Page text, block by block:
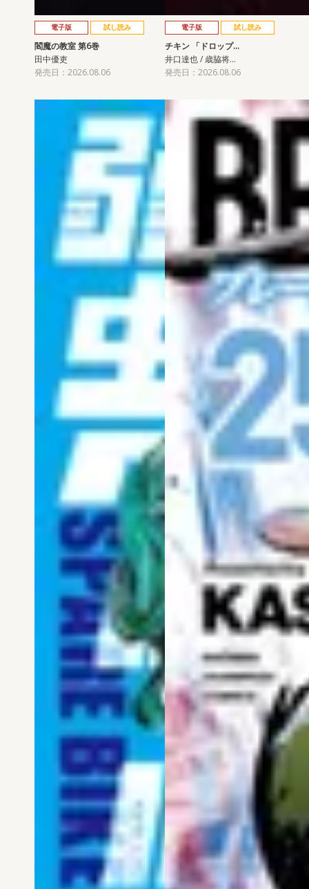
電子版 試し読み
閻魔の教室 第6巻
田中優吏
発売日：2026.08.06
電子版 試し読み
チキン 「ドロップ…
井口達也 / 歳脇将…
発売日：2026.08.06